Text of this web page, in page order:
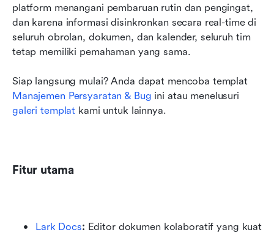
platform menangani pembaruan rutin dan pengingat,
dan karena informasi disinkronkan secara real-time di
seluruh obrolan, dokumen, dan kalender, seluruh tim
tetap memiliki pemahaman yang sama.
Siap langsung mulai? Anda dapat mencoba templat
Manajemen Persyaratan & Bug
galeri templat kami untuk lainnya.
Fitur utama
Lark Docs: Editor dokumen kolaboratif yang kuat